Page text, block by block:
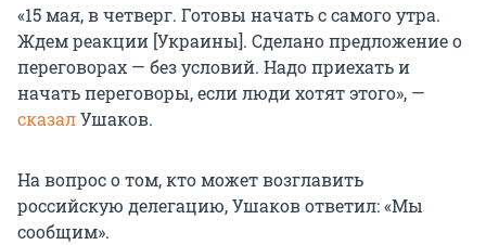
«15 мая, в четверг. Готовы начать с самого утра.
Ждем реакции [Украины]. Сделано предложение о
переговорах — без условий. Надо приехать и
начать переговоры, если люди хотят этого», —
сказалУшаков.
На вопрос о том, кто может возглавить
российскую делегацию, Ушаков ответил: «Мы
сообщим».